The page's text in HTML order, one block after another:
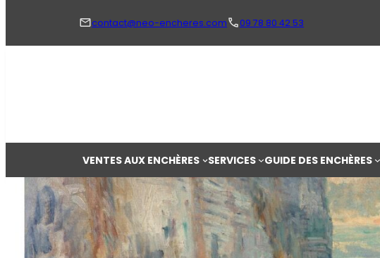
contact@neo-encheres.com 09 78 80 42 53
VENTES AUX ENCHÈRES SERVICES GUIDE DES ENCHÈRES